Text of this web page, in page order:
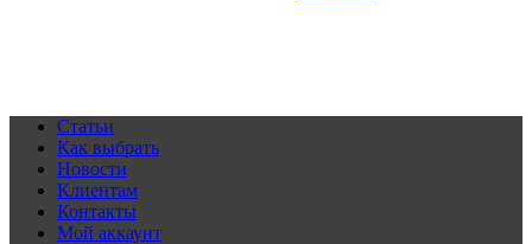
Статьи
Как выбрать
Новости
Клиентам
Контакты
Мой аккаунт